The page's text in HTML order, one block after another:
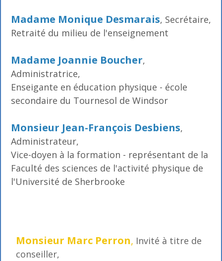
Madame Monique Desmarais, Secrétaire,
Retraité du milieu de l'enseignement
Madame Joannie Boucher,
Administratrice,
Enseigante en éducation physique - école
secondaire du Tournesol de Windsor
Monsieur Jean-François Desbiens,
Administrateur,
Vice-doyen à la formation - représentant de la
Faculté des sciences de l'activité physique de
l'Université de Sherbrooke
Monsieur Marc Perron, Invité à titre de
conseiller,